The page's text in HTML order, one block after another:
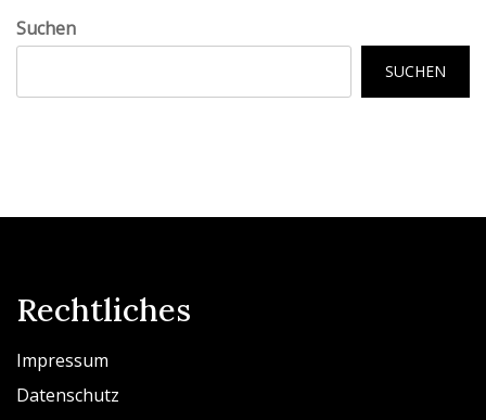
Suchen
SUCHEN
Rechtliches
Impressum
Datenschutz